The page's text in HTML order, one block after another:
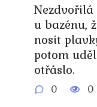
u bazénu,
nosit
potom
otřáslo.
0 0